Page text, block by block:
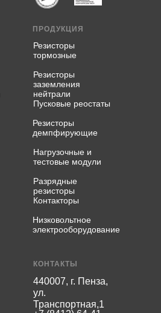
КОНТАКТЫ
440007, г. Пенза,
ул.
Транспортная,1
Резисторы
тормозные
ПРОДУКЦИЯ
Резисторы
заземления
нейтрали
Резисторы
демпфирующие
Пусковые реостаты
Нагрузочные и
тестовые модули
Разрядные
резисторы
Низковольтное
электрооборудование
Контакторы